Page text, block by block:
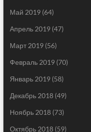
Май 2019(64)
Апрель 2019(47)
Март 2019(56)
Февраль 2019(70)
Январь 2019(58)
Декабрь 2018(49)
Ноябрь 2018(73)
Октябрь 2018(59)